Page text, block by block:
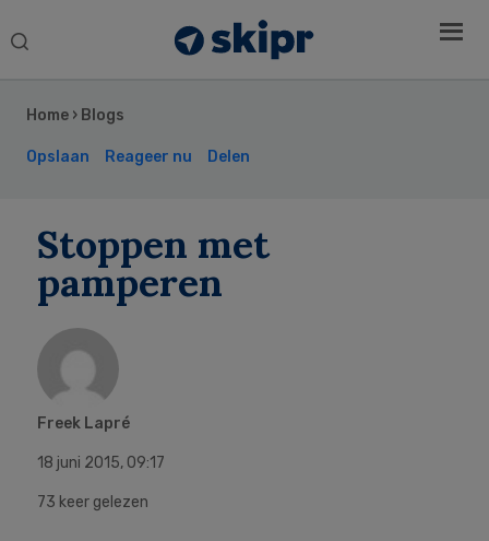
Search
Home › Blogs
Opslaan Reageer nu Delen
Stoppen met
pamperen
Freek Lapré
18 juni 2015, 09:17
73 keer gelezen
Sidebar